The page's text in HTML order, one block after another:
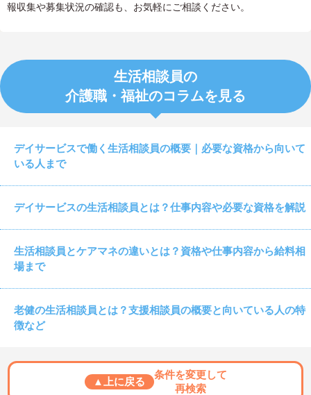
報収集や募集状況の確認も、お気軽にご相談ください。
生活相談員の
介護職・福祉のコラムを見る
デイサービスで働く生活相談員の概要｜必要な資格から向いて
いる人まで
デイサービスの生活相談員とは？仕事内容や必要な資格を解説
生活相談員とケアマネの違いとは？資格や仕事内容から給料相
場まで
老健の生活相談員とは？支援相談員の概要と向いている人の特
徴など
▲上に戻る
条件を変更して
再検索